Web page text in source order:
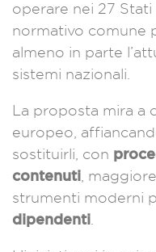
operare nei 27
normativo comune
almeno in parte
sistemi nazionali.
La proposta mira a
europeo,
sostituirli, con
contenuti , maggiore
strumenti moderni
dipendenti